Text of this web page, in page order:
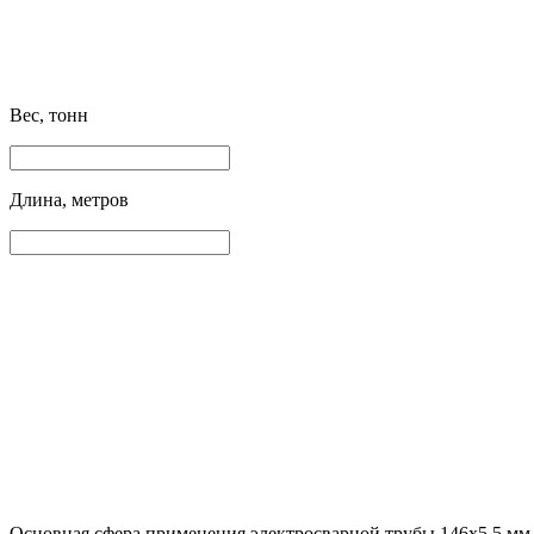
Вес, тонн
Длина, метров